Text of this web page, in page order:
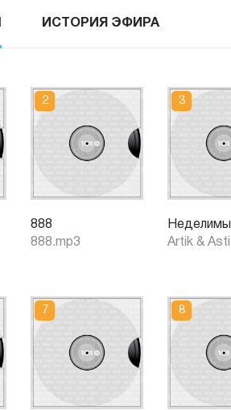
ИСТОРИЯ ЭФИРА
888
888.mp3
Неделимы
Artik & Asti